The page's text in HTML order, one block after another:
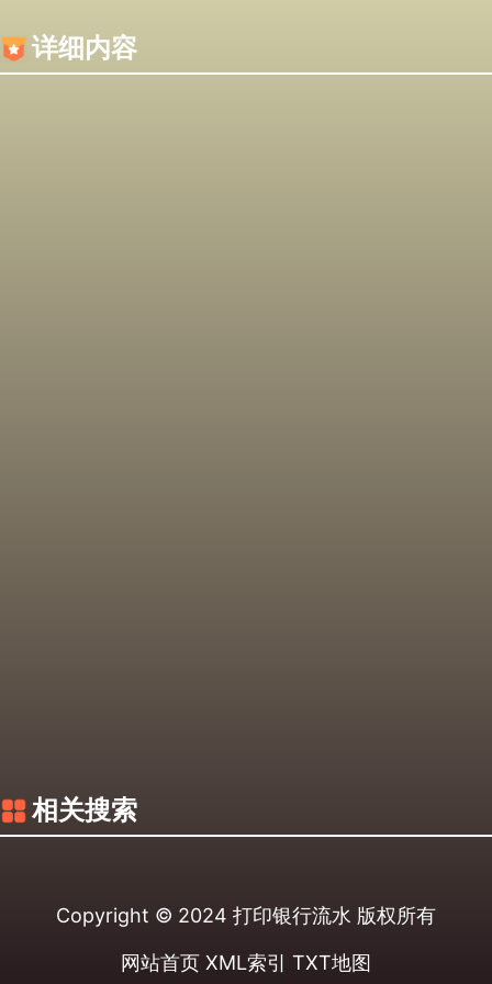
详细内容
相关搜索
Copyright © 2024 打印银行流水 版权所有
网站首页 XML索引 TXT地图